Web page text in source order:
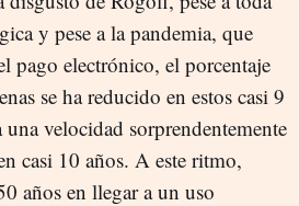
y pese a la pandemia, que
pago electrónico, el porcentaje
se ha reducido en estos casi 9
velocidad sorprendentemente
casi 10 años. A este ritmo,
años en llegar a un uso